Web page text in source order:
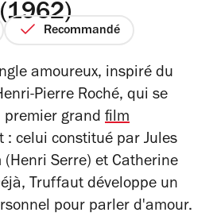
Recommandé
amoureux, inspiré du
Pierre Roché, qui se
premier grand film
: celui constitué par Jules
(Henri Serre) et Catherine
Truffaut développe un
pour parler d'amour.